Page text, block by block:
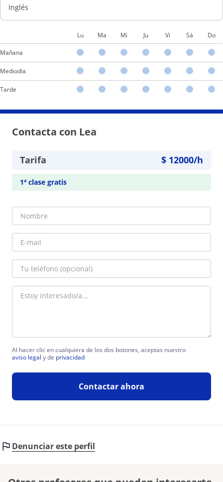
Inglés
Lu Ma Mi Ju Vi Sá Do
Mañana
Mediodía
Tarde
Contacta con Lea
Tarifa $ 12000/h
1ª clase gratis
Al hacer clic en cualquiera de los dos botones, aceptas nuestro
aviso legal y de privacidad
Contactar ahora
Denunciar este perfil